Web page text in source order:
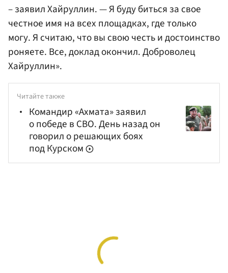
– заявил Хайруллин. — Я буду биться за свое
честное имя на всех площадках, где только
могу. Я считаю, что вы свою честь и достоинство
роняете. Все, доклад окончил. Доброволец
Хайруллин».
Читайте также
Командир «Ахмата» заявил
о победе в СВО. День назад он
говорил о решающих боях
под Курском